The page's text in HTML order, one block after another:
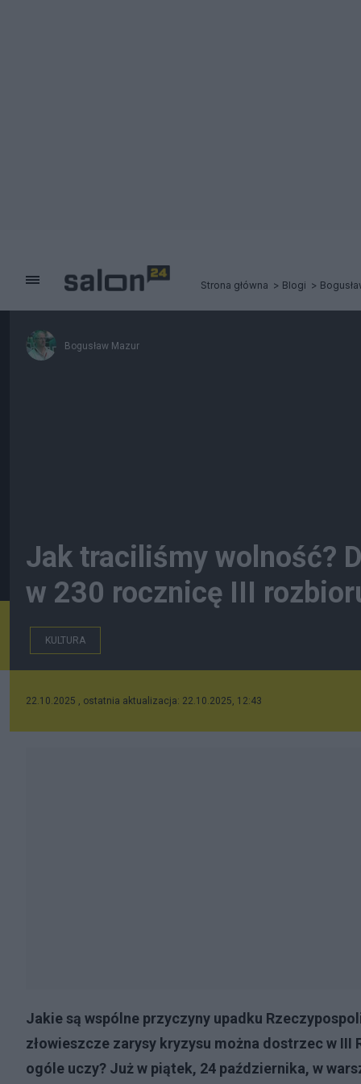
Strona główna Blogi
Bogusław Mazur
Jak traciliśmy wolność?
w 230 rocznicę III
KULTURA
22.10.2025 , ostatnia aktualizacja: 22.10.2025, 12:43
Jakie są wspólne przyczyny upadku
złowieszcze zarysy kryzysu można dostrzec w
ogóle uczy? Już w piątek, 24 października, w